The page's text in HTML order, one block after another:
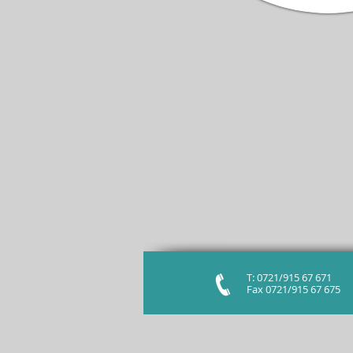
T: 0721/915 67 671
Fax0721/915 67 675